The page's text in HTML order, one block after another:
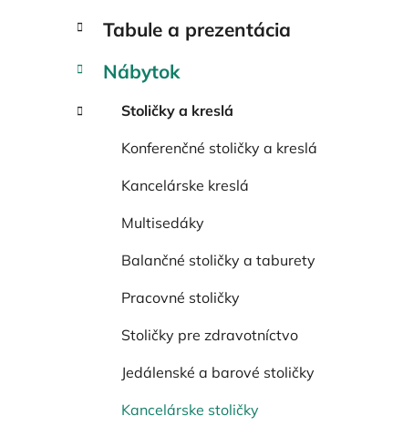
Tabule a prezentácia
Nábytok
Stoličky a kreslá
Konferenčné stoličky a kreslá
Kancelárske kreslá
Multisedáky
Balančné stoličky a taburety
Pracovné stoličky
Stoličky pre zdravotníctvo
Jedálenské a barové stoličky
Kancelárske stoličky